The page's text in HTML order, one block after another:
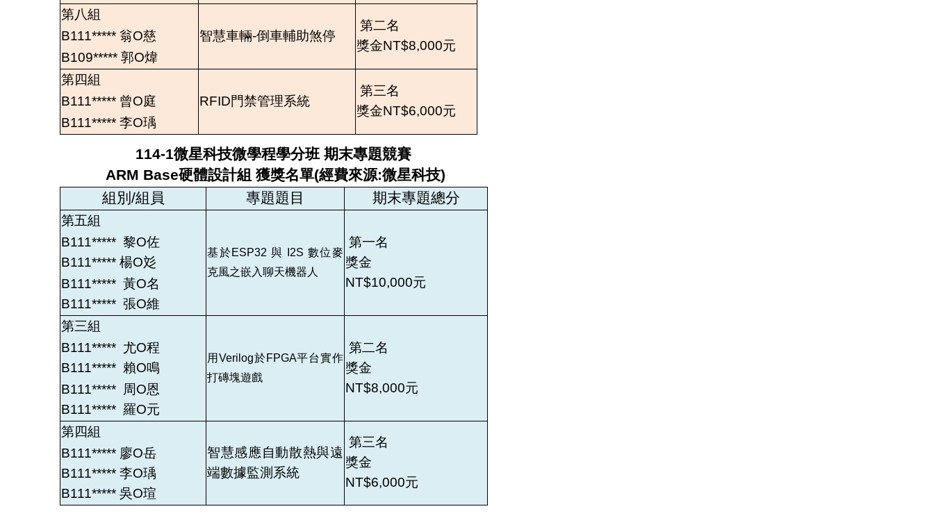
第八組
智慧車輛-倒車輔助煞停
第二名
獎金NT$8,000元
B111***** 翁O慈
B109***** 郭O煒
第四組
RFID門禁管理系統
第三名
獎金NT$6,000元
B111***** 曾O庭
B111***** 李O瑀
114-1微星科技微學程學分班 期末專題競賽
ARM Base硬體設計組 獲獎名單(經費來源:微星科技)
組別/組員
專題題目 期末專題總分
第五組
基於ESP32 與 I2S 數位麥
克風之嵌入聊天機器人
第一名
獎金
NT$10,000元
B111***** 黎O佐
B111***** 楊O彣
B111***** 黃O名
B111***** 張O維
第三組
用Verilog於FPGA平台實作
打磚塊遊戲
第二名
獎金
NT$8,000元
B111***** 尤O程
B111***** 賴O鳴
B111***** 周O恩
B111***** 羅O元
第四組
智慧感應自動散熱與遠
端數據監測系統
第三名
獎金
NT$6,000元
B111***** 廖O岳
B111***** 李O瑀
B111***** 吳O瑄